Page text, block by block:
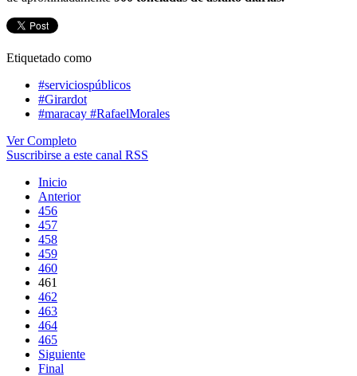
Etiquetado como
#serviciospúblicos
#Girardot
#maracay #RafaelMorales
Ver Completo
Suscribirse a este canal RSS
Inicio
Anterior
456
457
458
459
460
461
462
463
464
465
Siguiente
Final